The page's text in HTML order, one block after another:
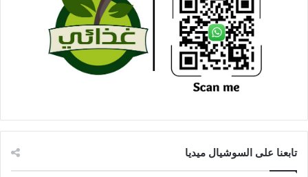
تابعنا على السوشيال ميديا